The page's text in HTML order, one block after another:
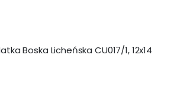
Boska Licheńska CU017/1, 12x14